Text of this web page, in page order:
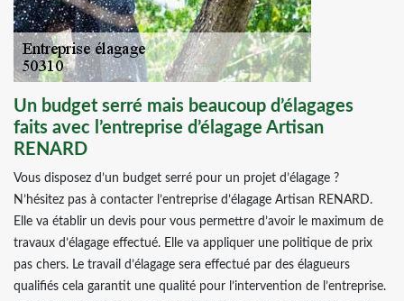
Un budget serré mais beaucoup d’élagages
faits avec l’entreprise d’élagage Artisan
RENARD
Vous disposez d’un budget serré pour un projet d’élagage ?
N’hésitez pas à contacter l’entreprise d’élagage Artisan RENARD.
Elle va établir un devis pour vous permettre d’avoir le maximum de
travaux d’élagage effectué. Elle va appliquer une politique de prix
pas chers. Le travail d’élagage sera effectué par des élagueurs
qualifiés cela garantit une qualité pour l’intervention de l’entreprise.